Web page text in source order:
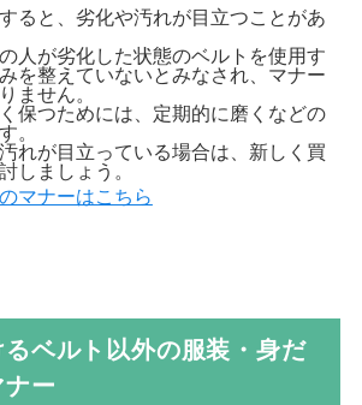
ると、劣化や汚れが目立つことがあ
人が劣化した状態のベルトを使用す
を整えていないとみなされ、マナー
ません。
保つためには、定期的に磨くなどの
。
れが目立っている場合は、新しく買
しましょう。
マナーはこちら
ベルト以外の服装・身だ
ー